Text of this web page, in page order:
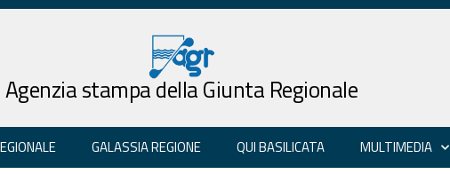
Agenzia stampa della Giunta Regionale
GALASSIA REGIONE QUI BASILICATA MULTIMEDIA